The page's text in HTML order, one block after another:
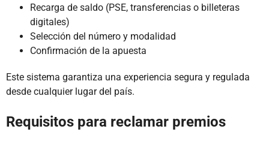
Recarga de saldo (PSE, transferencias o billeteras
digitales)
Selección del número y modalidad
Confirmación de la apuesta
Este sistema garantiza una experiencia segura y regulada
desde cualquier lugar del país.
Requisitos para reclamar premios